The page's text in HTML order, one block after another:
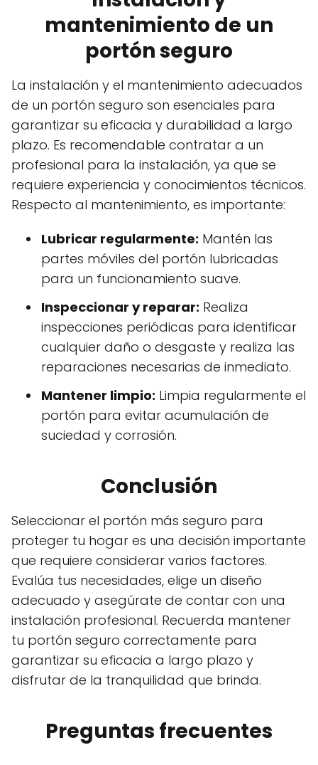
mantenimiento de un
portón seguro
La instalación y el mantenimiento adecuados
de un portón seguro son esenciales para
garantizar su eficacia y durabilidad a largo
plazo. Es recomendable contratar a un
profesional para la instalación, ya que se
requiere experiencia y conocimientos técnicos.
Respecto al mantenimiento, es importante:
Lubricar regularmente: Mantén las
partes móviles del portón lubricadas
para un funcionamiento suave.
Inspeccionar y reparar: Realiza
inspecciones periódicas para identificar
cualquier daño o desgaste y realiza las
reparaciones necesarias de inmediato.
Mantener limpio: Limpia regularmente el
portón para evitar acumulación de
suciedad y corrosión.
Conclusión
Seleccionar el portón más seguro para
proteger tu hogar es una decisión importante
que requiere considerar varios factores.
Evalúa tus necesidades, elige un diseño
adecuado y asegúrate de contar con una
instalación profesional. Recuerda mantener
tu portón seguro correctamente para
garantizar su eficacia a largo plazo y
disfrutar de la tranquilidad que brinda.
Preguntas frecuentes